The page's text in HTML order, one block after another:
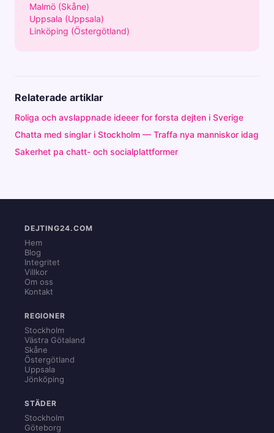
Malmö (Skåne)
Uppsala (Uppsala)
Linköping (Östergötland)
Relaterade artiklar
Roliga och avslappnade ideeer for forsta dejten i Sverige
Chatta med singlar i Stockholm — Traffa nya manniskor idag
Sakerhet pa chatt- och socialplattformer
DEJTING24.COM
Hem
Blog
Integritet
Villkor
Om oss
Kontakt
REGIONER
Stockholm
Västra Götaland
Skåne
Östergötland
Uppsala
Jönköping
STÄDER
Stockholm
Göteborg